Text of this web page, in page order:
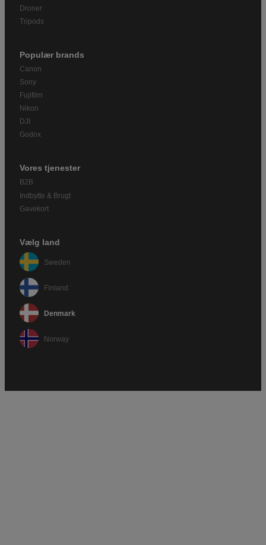
Droner
Tripods
Populær brands
Canon
Sony
Fujifilm
Nikon
DJI
Godox
Vores tjenester
B2B
Indbytte & Brugt
Gavekort
Vælg land
Sweden
Finland
Denmark
Norway